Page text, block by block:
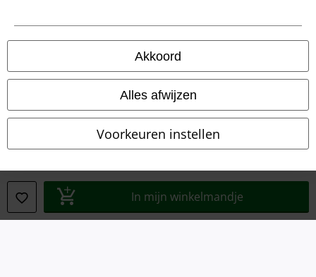
Akkoord
Alles afwijzen
Voorkeuren instellen
In mijn winkelmandje
Verklaring van conformiteit
Informatie over toegankelijkheid
Cookie-instellingen
Annuleer bestelling